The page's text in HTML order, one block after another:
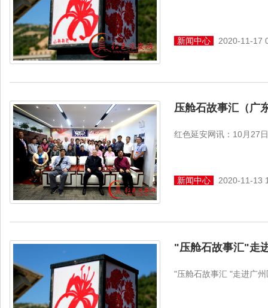
新闻中心 2020-11-17
压舱石故事汇（广
红色延安网讯：10月27
新闻中心 2020-11-13
"压舱石故事汇"走
"压舱石故事汇 "走进广